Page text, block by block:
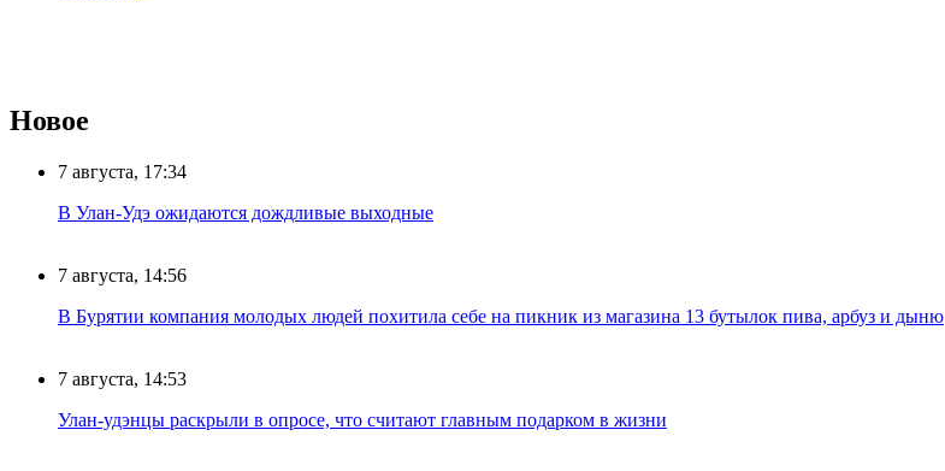
Новое
7 августа, 17:34
В Улан-Удэ ожидаются дождливые выходные
7 августа, 14:56
В Бурятии компания молодых людей похитила себе на пикник из магазина 13 бутылок пива, арбуз и дыню
7 августа, 14:53
Улан-удэнцы раскрыли в опросе, что считают главным подарком в жизни